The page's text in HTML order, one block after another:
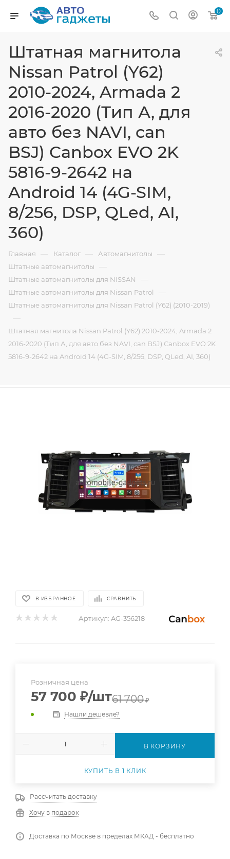
0
Штатная магнитола
Nissan Patrol (Y62)
2010-2024, Armada 2
2016-2020 (Тип А, для
авто без NAVI, can
BSJ) Canbox EVO 2K
5816-9-2642 на
Android 14 (4G-SIM,
8/256, DSP, QLed, AI,
360)
Главная — Каталог — Автомагнитолы —
Штатные автомагнитолы —
Штатные автомагнитолы для NISSAN —
Штатные автомагнитолы для Nissan Patrol —
Штатные автомагнитолы для Nissan Patrol (Y62) (2010-2019)
—
Штатная магнитола Nissan Patrol (Y62) 2010-2024, Armada 2
2016-2020 (Тип А, для авто без NAVI, can BSJ) Canbox EVO 2K
5816-9-2642 на Android 14 (4G-SIM, 8/256, DSP, QLed, AI, 360)
В ИЗБРАННОЕ СРАВНИТЬ
Артикул: AG-356218
Розничная цена
57 700 ₽/шт61 700₽
Нашли дешевле?
В КОРЗИНУ
КУПИТЬ В 1 КЛИК
Рассчитать доставку
Хочу в подарок
Доставка по Москве в пределах МКАД - бесплатно